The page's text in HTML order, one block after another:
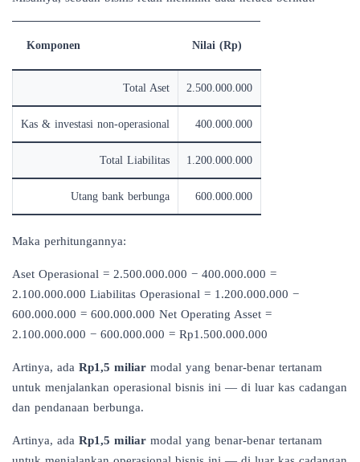
Komponen Nilai (Rp)
Total Aset 2.500.000.000
Kas & investasi non-operasional 400.000.000
Total Liabilitas 1.200.000.000
Utang bank berbunga 600.000.000
Maka perhitungannya:
Aset Operasional = 2.500.000.000 − 400.000.000 =
2.100.000.000 Liabilitas Operasional = 1.200.000.000 −
600.000.000 = 600.000.000 Net Operating Asset =
2.100.000.000 − 600.000.000 = Rp1.500.000.000
Artinya, ada Rp1,5 miliar modal yang benar-benar tertanam
untuk menjalankan operasional bisnis ini — di luar kas cadangan
dan pendanaan berbunga.
Artinya, ada Rp1,5 miliar modal yang benar-benar tertanam